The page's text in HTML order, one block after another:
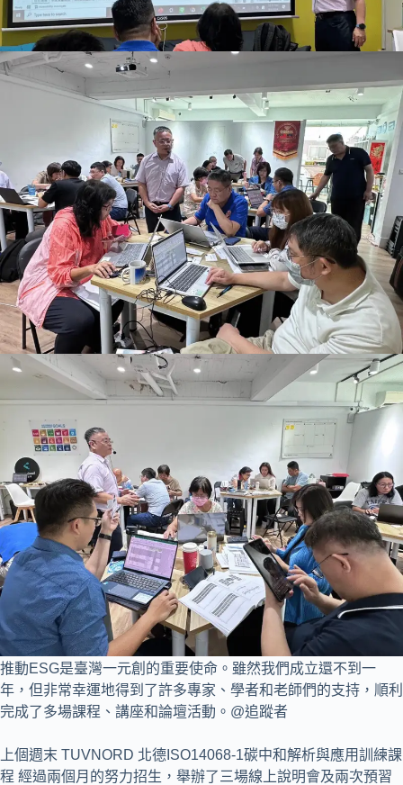
推動ESG是臺灣一元創的重要使命。雖然我們成立還不到一
年，但非常幸運地得到了許多專家、學者和老師們的支持，順利
完成了多場課程、講座和論壇活動。@追蹤者
上個週末 TUVNORD 北德ISO14068-1碳中和解析與應用訓練課
程 經過兩個月的努力招生，舉辦了三場線上說明會及兩次預習